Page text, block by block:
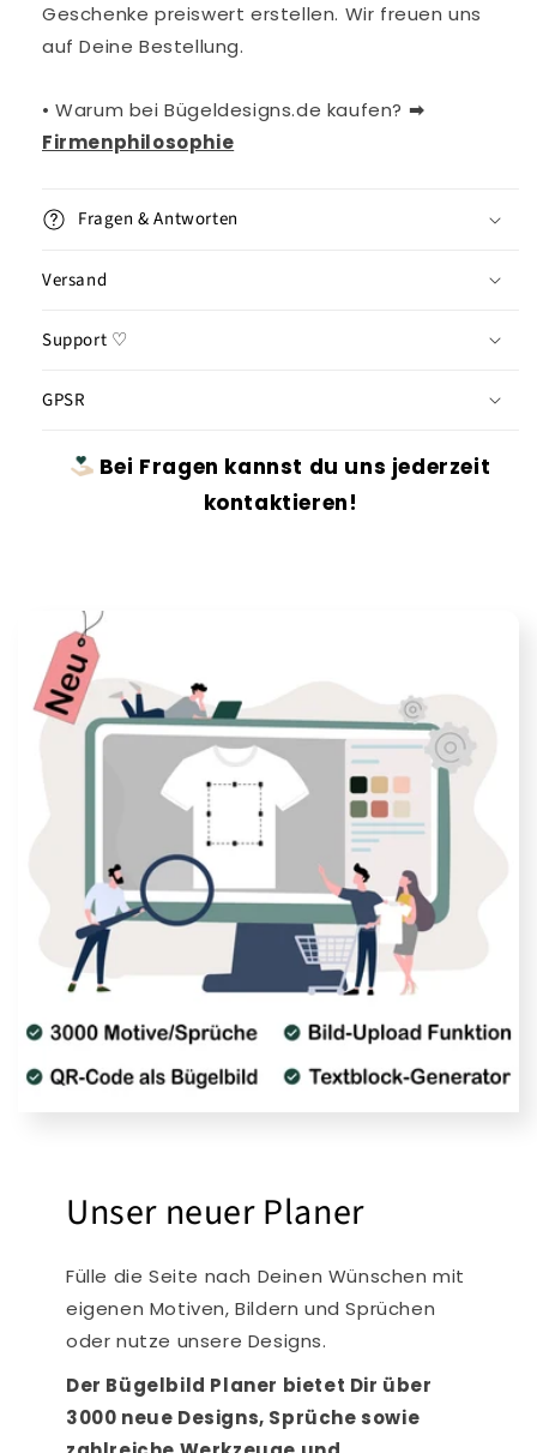
Geschenke preiswert erstellen. Wir freuen uns
auf Deine Bestellung.
• Warum bei Bügeldesigns.de kaufen? ➡︎
Firmenphilosophie
Fragen & Antworten
Versand
Support ♡
GPSR
Bei Fragen kannst du uns jederzeit
kontaktieren!
Unser neuer Planer
Fülle die Seite nach Deinen Wünschen mit
eigenen Motiven, Bildern und Sprüchen
oder nutze unsere Designs.
Der Bügelbild Planer bietet Dir über
3000 neue Designs, Sprüche sowie